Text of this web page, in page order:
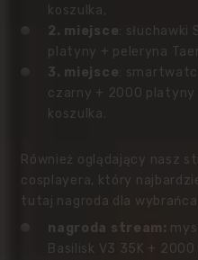
koszulka,
2. miejsce: słuchawki
platyny + peleryna
3. miejsce:
czarny + 2000 platyny
koszulka.
Również oglądający nasz
cosplayera, który
tutaj nagroda dla
nagroda stream:
Basilisk V3 35K +